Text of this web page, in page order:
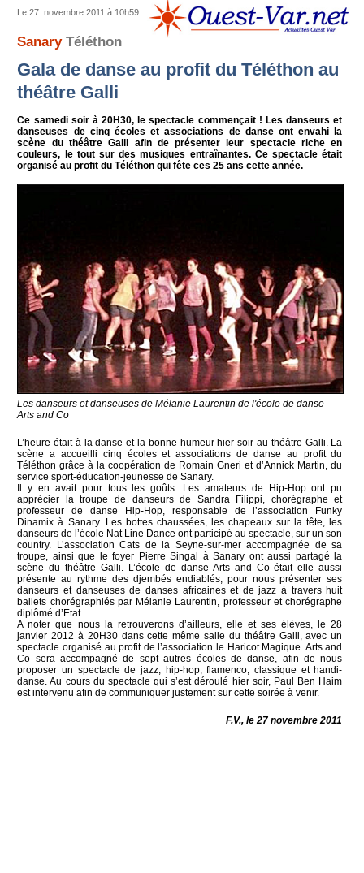
Le 27. novembre 2011 à 10h59
SanaryTéléthon
Gala de danse au profit du Téléthon au
théâtre Galli
Ce samedi soir à 20H30, le spectacle commençait ! Les danseurs et
danseuses de cinq écoles et associations de danse ont envahi la
scène du théâtre Galli afin de présenter leur spectacle riche en
couleurs, le tout sur des musiques entraînantes. Ce spectacle était
organisé au profit du Téléthon qui fête ces 25 ans cette année.
Les danseurs et danseuses de Mélanie Laurentin de l'école de danse
Arts and Co
L’heure était à la danse et la bonne humeur hier soir au théâtre Galli. La
scène a accueilli cinq écoles et associations de danse au profit du
Téléthon grâce à la coopération de Romain Gneri et d’Annick Martin, du
service sport-éducation-jeunesse de Sanary.
Il y en avait pour tous les goûts. Les amateurs de Hip-Hop ont pu
apprécier la troupe de danseurs de Sandra Filippi, chorégraphe et
professeur de danse Hip-Hop, responsable de l’association Funky
Dinamix à Sanary. Les bottes chaussées, les chapeaux sur la tête, les
danseurs de l’école Nat Line Dance ont participé au spectacle, sur un son
country. L’association Cats de la Seyne-sur-mer accompagnée de sa
troupe, ainsi que le foyer Pierre Singal à Sanary ont aussi partagé la
scène du théâtre Galli. L’école de danse Arts and Co était elle aussi
présente au rythme des djembés endiablés, pour nous présenter ses
danseurs et danseuses de danses africaines et de jazz à travers huit
ballets chorégraphiés par Mélanie Laurentin, professeur et chorégraphe
diplômé d’Etat.
A noter que nous la retrouverons d’ailleurs, elle et ses élèves, le 28
janvier 2012 à 20H30 dans cette même salle du théâtre Galli, avec un
spectacle organisé au profit de l’association le Haricot Magique. Arts and
Co sera accompagné de sept autres écoles de danse, afin de nous
proposer un spectacle de jazz, hip-hop, flamenco, classique et handi-
danse. Au cours du spectacle qui s’est déroulé hier soir, Paul Ben Haim
est intervenu afin de communiquer justement sur cette soirée à venir.
F.V., le 27 novembre 2011